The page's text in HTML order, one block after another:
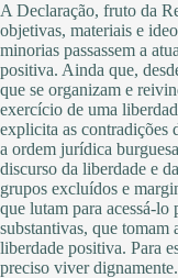
A Declaração, fruto da
objetivas, materiais e
minorias passassem a
positiva. Ainda que,
que se organizam e
exercício de uma
explicita as contradições
a ordem jurídica
discurso da liberdade e
grupos excluídos e
que lutam para acessá-lo
substantivas, que tomam
liberdade positiva. Para
preciso viver dignamente.